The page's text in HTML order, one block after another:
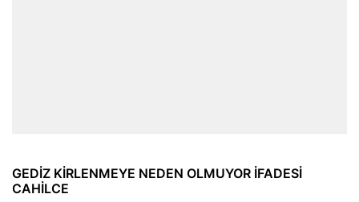
GEDİZ KİRLENMEYE NEDEN OLMUYOR İFADESİ
CAHİLCE